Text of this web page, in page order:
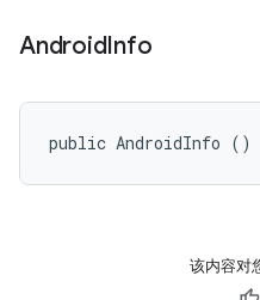
AndroidInfo
public AndroidInfo ()
该内容对